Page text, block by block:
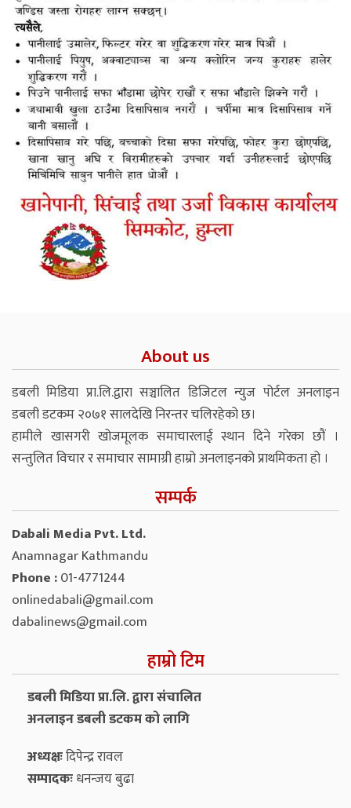
About us
डबली मिडिया प्रा.लि.द्वारा सञ्चालित डिजिटल न्युज पोर्टल अनलाइन
डबली डटकम २०७१ सालदेखि निरन्तर चलिरहेको छ।
हामीले खासगरी खोजमूलक समाचारलाई स्थान दिने गरेका छौं ।
सन्तुलित विचार र समाचार सामाग्री हाम्रो अनलाइनको प्राथमिकता हो ।
सम्पर्क
Dabali Media Pvt. Ltd.
Anamnagar Kathmandu
Phone :01-4771244
onlinedabali@gmail.com
dabalinews@gmail.com
हाम्रो टिम
डबली मिडिया प्रा.लि. द्वारा संचालित
अनलाइन डबली डटकम को लागि
अध्यक्षःदिपेन्द्र रावल
सम्पादकःधनन्‍जय बुढा